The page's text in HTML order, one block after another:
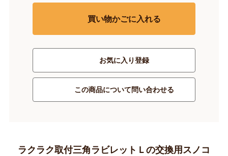
買い物かごに入れる
お気に入り登録
この商品について問い合わせる
ラクラク取付三角ラビレットＬの交換用スノコ